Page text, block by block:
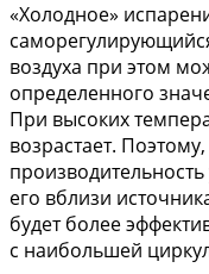
«Холодное»
воздуха при этом
определенного
При высоких
возрастает.
его вблизи
будет более
с наибольшей